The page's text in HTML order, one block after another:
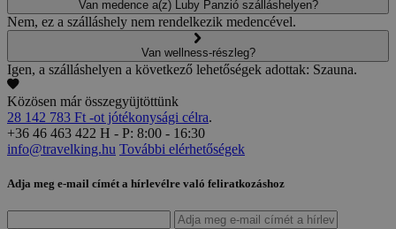
Van medence a(z) Luby Panzió szálláshelyen?
Nem, ez a szálláshely nem rendelkezik medencével.
Van wellness-részleg?
Igen, a szálláshelyen a következő lehetőségek adottak: Szauna.
Közösen már összegyüjtöttünk
28 142 783 Ft -ot jótékonysági célra.
+36 46 463 422 H - P: 8:00 - 16:30
info@travelking.hu További elérhetőségek
Adja meg e-mail címét a hírlevélre való feliratkozáshoz